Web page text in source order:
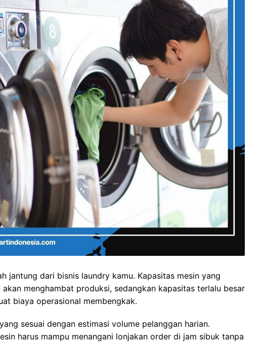
jantung dari bisnis laundry kamu. Kapasitas mesin yang
menghambat produksi, sedangkan kapasitas terlalu besar
biaya operasional membengkak.
sesuai dengan estimasi volume pelanggan harian.
harus mampu menangani lonjakan order di jam sibuk tanpa